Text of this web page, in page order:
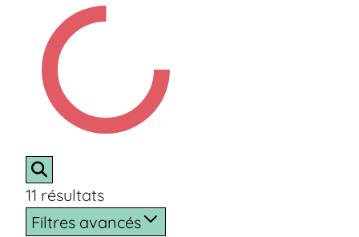
11 résultats
Filtres avancés